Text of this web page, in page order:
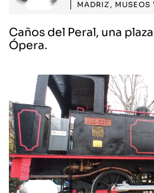
MADRIZ , MUSEOS
Caños del Peral, una
Ópera.